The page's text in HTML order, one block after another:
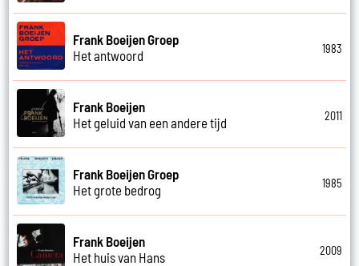
Frank Boeijen Groep
Het antwoord
1983
Frank Boeijen
Het geluid van een andere tijd
2011
Frank Boeijen Groep
Het grote bedrog
1985
Frank Boeijen
Het huis van Hans
2009